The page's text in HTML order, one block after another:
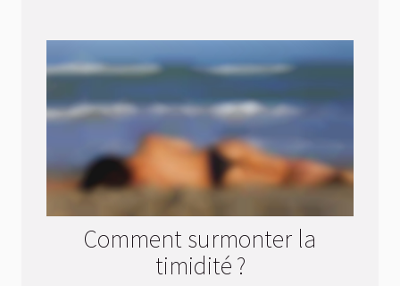
Comment surmonter la
timidité ?